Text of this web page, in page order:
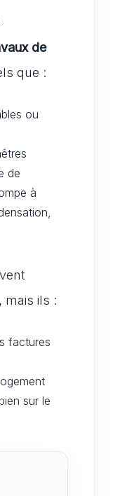
de
que :
ou
de
à
mais ils :
factures
sur le